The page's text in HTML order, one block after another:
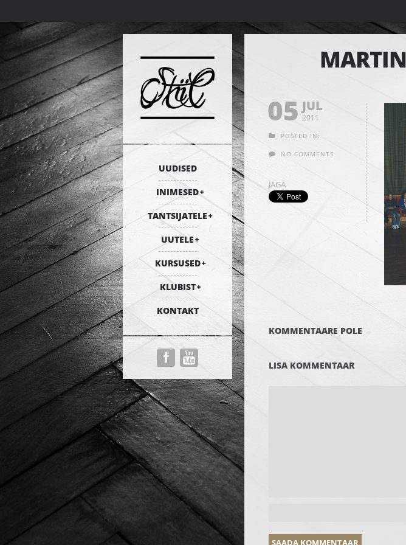
UUDISED
INIMESED
TANTSIJATELE
UUTELE
KURSUSED
KLUBIST
KONTAKT
05 JUL
2011
POSTED IN:
NO COMMENTS
JAGA
KOMMENTAARE POLE
LISA KOMMENTAAR